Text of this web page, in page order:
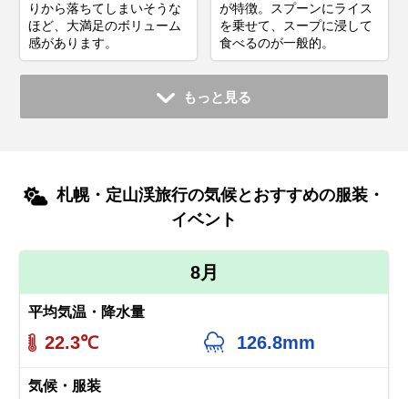
りから落ちてしまいそうな
ほど、大満足のボリューム
感があります。
が特徴。スプーンにライス
を乗せて、スープに浸して
食べるのが一般的。
もっと見る
札幌・定山渓旅行の気候とおすすめの服装・
イベント
8月
平均気温・降水量
22.3℃ 126.8mm
気候・服装